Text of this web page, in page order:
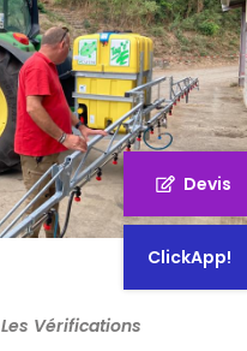
Devis
ClickApp!